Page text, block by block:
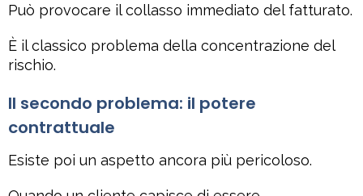
Può provocare il collasso immediato del fatturato.
È il classico problema della concentrazione del
rischio.
Il secondo problema: il potere
contrattuale
Esiste poi un aspetto ancora più pericoloso.